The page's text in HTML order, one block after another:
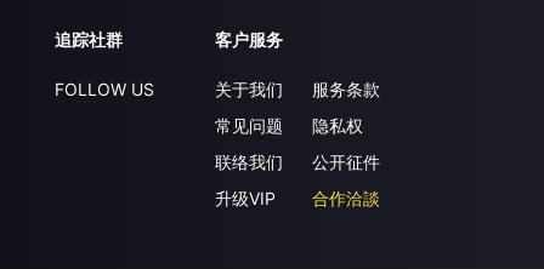
追踪社群
FOLLOW US
客户服务
关于我们
常见问题
联络我们
升级VIP
服务条款
隐私权
公开征件
合作洽談